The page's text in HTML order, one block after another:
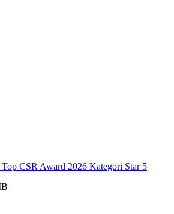
Top CSR Award 2026 Kategori Star 5